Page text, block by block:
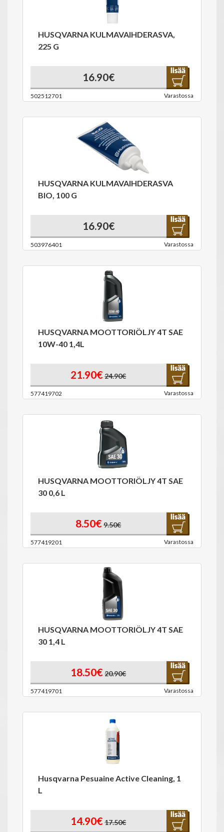
HUSQVARNA KULMAVAIHDERASVA,
225 G
16.90€
502512701 Varastossa
HUSQVARNA KULMAVAIHDERASVA
BIO, 100 G
16.90€
503976401 Varastossa
HUSQVARNA MOOTTORIÖLJY 4T SAE
10W-40 1,4L
21.90€ 24.90€
577419702 Varastossa
HUSQVARNA MOOTTORIÖLJY 4T SAE
30 0,6 L
8.50€ 9.50€
577419201 Varastossa
HUSQVARNA MOOTTORIÖLJY 4T SAE
30 1,4 L
18.50€ 20.90€
577419701 Varastossa
Husqvarna Pesuaine Active Cleaning, 1
L
14.90€ 17.50€